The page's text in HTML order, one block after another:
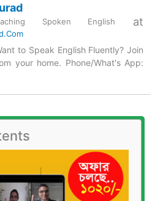
Spoken English at
to Speak English Fluently? Join
your home. Phone/What's App: